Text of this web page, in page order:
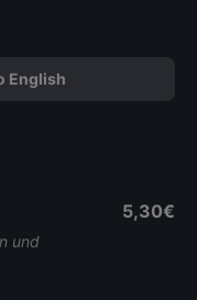
English
und
5,30€